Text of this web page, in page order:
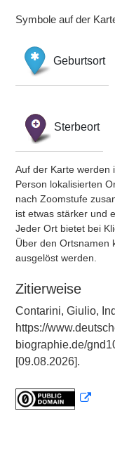
Symbole auf der
Geburtsort
Sterbeort
Auf der Karte werden
Person lokalisierten
nach Zoomstufe
ist etwas stärker und
Jeder Ort bietet bei
Über den Ortsnamen
ausgelöst werden.
Zitierweise
Contarini, Giulio,
https://
biographie.de/
[09.08.2026].